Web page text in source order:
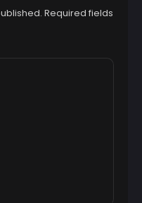
Required fields